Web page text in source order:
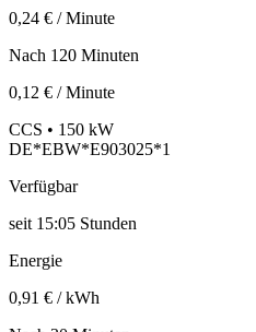
0,24 € / Minute
Nach 120 Minuten
0,12 € / Minute
CCS • 150 kW
DE*EBW*E903025*1
Verfügbar
seit 15:05 Stunden
Energie
0,91 € / kWh